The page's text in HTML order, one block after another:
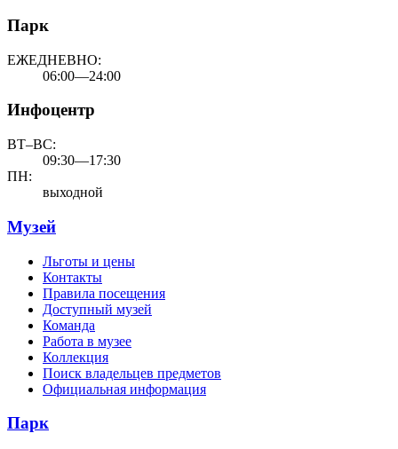
Парк
ЕЖЕДНЕВНО:
06:00—24:00
Инфоцентр
ВТ–ВС:
09:30—17:30
ПН:
выходной
Музей
Льготы и цены
Контакты
Правила посещения
Доступный музей
Команда
Работа в музее
Коллекция
Поиск владельцев предметов
Официальная информация
Парк